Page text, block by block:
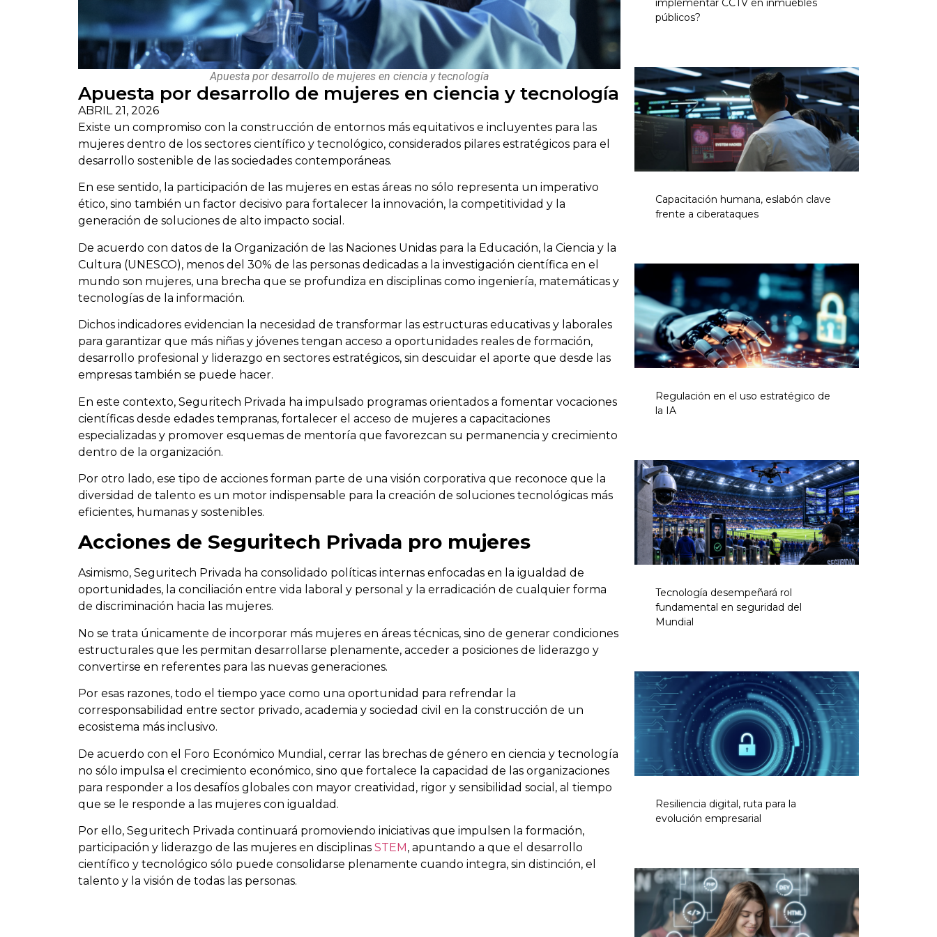
Apuesta por desarrollo de mujeres en ciencia y tecnología
Apuesta por desarrollo de mujeres en ciencia y tecnología
ABRIL 21, 2026
Existe un compromiso con la construcción de entornos más equitativos e incluyentes para las
mujeres dentro de los sectores científico y tecnológico, considerados pilares estratégicos para el
desarrollo sostenible de las sociedades contemporáneas.
En ese sentido, la participación de las mujeres en estas áreas no sólo representa un imperativo
ético, sino también un factor decisivo para fortalecer la innovación, la competitividad y la
generación de soluciones de alto impacto social.
De acuerdo con datos de la Organización de las Naciones Unidas para la Educación, la Ciencia y la
Cultura (UNESCO), menos del 30% de las personas dedicadas a la investigación científica en el
mundo son mujeres, una brecha que se profundiza en disciplinas como ingeniería, matemáticas y
tecnologías de la información.
Dichos indicadores evidencian la necesidad de transformar las estructuras educativas y laborales
para garantizar que más niñas y jóvenes tengan acceso a oportunidades reales de formación,
desarrollo profesional y liderazgo en sectores estratégicos, sin descuidar el aporte que desde las
empresas también se puede hacer.
En este contexto, Seguritech Privada ha impulsado programas orientados a fomentar vocaciones
científicas desde edades tempranas, fortalecer el acceso de mujeres a capacitaciones
especializadas y promover esquemas de mentoría que favorezcan su permanencia y crecimiento
dentro de la organización.
Por otro lado, ese tipo de acciones forman parte de una visión corporativa que reconoce que la
diversidad de talento es un motor indispensable para la creación de soluciones tecnológicas más
eficientes, humanas y sostenibles.
Acciones de Seguritech Privada pro mujeres
Asimismo, Seguritech Privada ha consolidado políticas internas enfocadas en la igualdad de
oportunidades, la conciliación entre vida laboral y personal y la erradicación de cualquier forma
de discriminación hacia las mujeres.
No se trata únicamente de incorporar más mujeres en áreas técnicas, sino de generar condiciones
estructurales que les permitan desarrollarse plenamente, acceder a posiciones de liderazgo y
convertirse en referentes para las nuevas generaciones.
Por esas razones, todo el tiempo yace como una oportunidad para refrendar la
corresponsabilidad entre sector privado, academia y sociedad civil en la construcción de un
ecosistema más inclusivo.
De acuerdo con el Foro Económico Mundial, cerrar las brechas de género en ciencia y tecnología
no sólo impulsa el crecimiento económico, sino que fortalece la capacidad de las organizaciones
para responder a los desafíos globales con mayor creatividad, rigor y sensibilidad social, al tiempo
que se le responde a las mujeres con igualdad.
Por ello, Seguritech Privada continuará promoviendo iniciativas que impulsen la formación,
participación y liderazgo de las mujeres en disciplinas STEM, apuntando a que el desarrollo
científico y tecnológico sólo puede consolidarse plenamente cuando integra, sin distinción, el
talento y la visión de todas las personas.
implementar CCTV en inmuebles
públicos?
Capacitación humana, eslabón clave
frente a ciberataques
Regulación en el uso estratégico de
la IA
Tecnología desempeñará rol
fundamental en seguridad del
Mundial
Resiliencia digital, ruta para la
evolución empresarial